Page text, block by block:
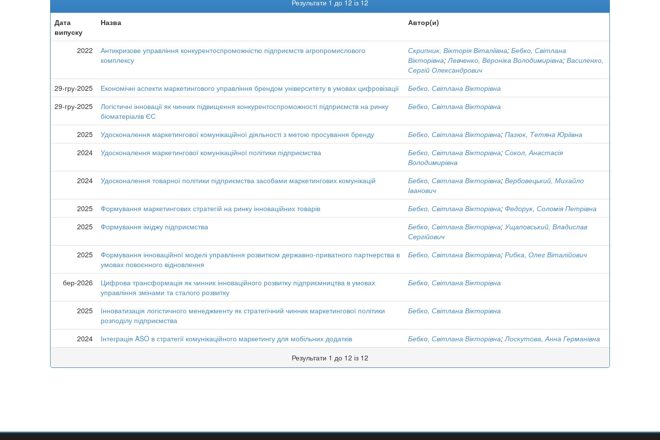
Результати 1 до 12 із 12
Дата
випуску
Назва Автор(и)
2022
Антикризове управління конкурентоспроможністю підприємств агропромислового
комплексу
Скрипник, Вікторія Віталіївна; Бебко, Світлана
Вікторівна;Левченко, Вероніка Володимирівна; Василенко,
Сергій Олександрович
29-гру-2025
Економічні аспекти маркетингового управління брендом університету в умовах цифровізації
Бебко, Світлана Вікторівна
29-гру-2025
Логістичні інновації як чинник підвищення конкурентоспроможності підприємств на ринку
біоматеріалів ЄС
Бебко, Світлана Вікторівна
2025 Удосконалення маркетингової комунікаційної діяльності з метою просування бренду Бебко, Світлана Вікторівна; Пазюк, Тетяна Юріївна
2024
Удосконалення маркетингової комунікаційної політики підприємства Бебко, Світлана Вікторівна; Сокол, Анастасія
Володимирівна
2024
Удосконалення товарної політики підприємства засобами маркетингових комунікацій Бебко, Світлана Вікторівна; Вербовецький, Михайло
Іванович
2025
Формування маркетингових стратегій на ринку інноваційних товарів Бебко, Світлана Вікторівна; Федорук, Соломія Петрівна
2025
Формування іміджу підприємства Бебко, Світлана Вікторівна; Ущаповський, Владислав
Сергійович
2025
Формування інноваційної моделі управління розвитком державно-приватного партнерства в
умовах повоєнного відновлення
Бебко, Світлана Вікторівна; Рибка, Олег Віталійович
бер-2026
Цифрова трансформація як чинник інноваційного розвитку підприємництва в умовах
управління змінами та сталого розвитку
Бебко, Світлана Вікторівна
2025
Інноватизація логістичного менеджменту як стратегічний чинник маркетингової політики
розподілу підприємства
Бебко, Світлана Вікторівна
2024 Інтеграція ASO в стратегії комунікаційного маркетингу для мобільних додатків Бебко, Світлана Вікторівна;Лоскутова, Анна Германівна
Результати 1 до 12 із 12